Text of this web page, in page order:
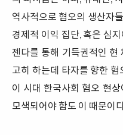
역사적으로 혐오의 생산자
경제적 이익 집단, 혹은 심
젠다를 통해 기득권적인
고히 하는데 타자를 향한
이 시대 한국사회 혐오 현
모색되어야 함도 이 때문이